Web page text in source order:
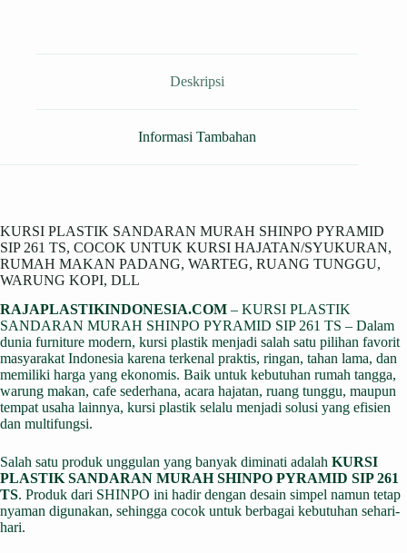
Deskripsi
Informasi Tambahan
KURSI PLASTIK SANDARAN MURAH SHINPO PYRAMID
SIP 261 TS, COCOK UNTUK KURSI HAJATAN/SYUKURAN,
RUMAH MAKAN PADANG, WARTEG, RUANG TUNGGU,
WARUNG KOPI, DLL
RAJAPLASTIKINDONESIA.COM – KURSI PLASTIK
SANDARAN MURAH SHINPO PYRAMID SIP 261 TS – Dalam
dunia furniture modern, kursi plastik menjadi salah satu pilihan favorit
masyarakat Indonesia karena terkenal praktis, ringan, tahan lama, dan
memiliki harga yang ekonomis. Baik untuk kebutuhan rumah tangga,
warung makan, cafe sederhana, acara hajatan, ruang tunggu, maupun
tempat usaha lainnya, kursi plastik selalu menjadi solusi yang efisien
dan multifungsi.
Salah satu produk unggulan yang banyak diminati adalah KURSI
PLASTIK SANDARAN MURAH SHINPO PYRAMID SIP 261
TS. Produk dari SHINPO ini hadir dengan desain simpel namun tetap
nyaman digunakan, sehingga cocok untuk berbagai kebutuhan sehari-
hari.